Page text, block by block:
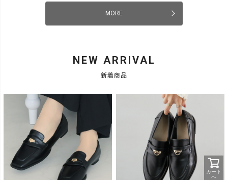
MORE
NEW ARRIVAL
新着商品
カート
へ